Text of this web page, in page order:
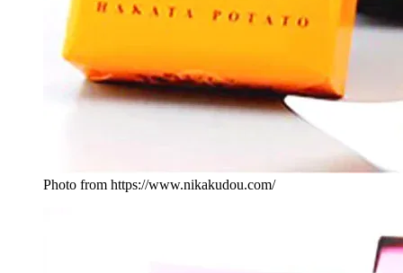
Photo from https://www.nikakudou.com/